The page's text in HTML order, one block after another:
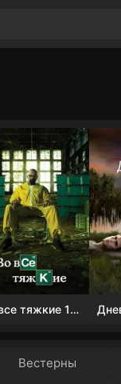
Во все тяжкие 1-5 сезон
Вестерны